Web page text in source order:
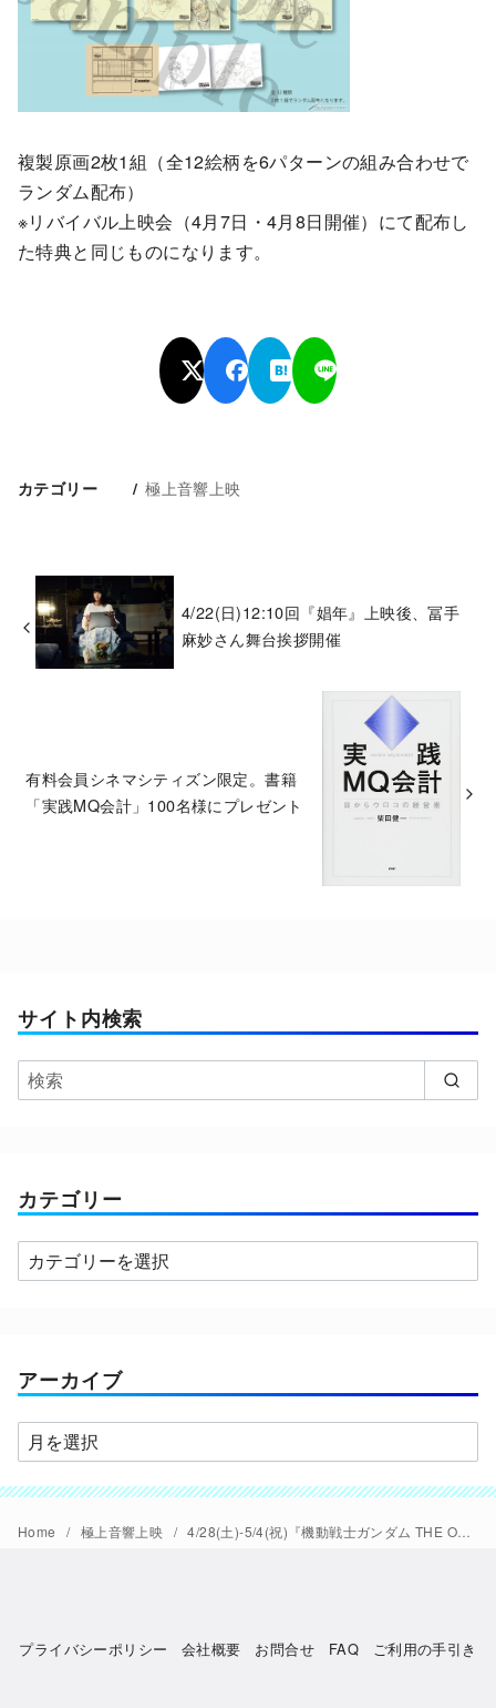
複製原画2枚1組（全12絵柄を6パターンの組み合わせで
ランダム配布）
※リバイバル上映会（4月7日・4月8日開催）にて配布し
た特典と同じものになります。
カテゴリー 極上音響上映
4/22(日)12:10回『娼年』上映後、冨手
麻妙さん舞台挨拶開催
有料会員シネマシティズン限定。書籍
「実践MQ会計」100名様にプレゼント
サイト内検索
カテゴリー
カ
テ
ー
アーカイブ
ア
ー
カ
イ
Home 極上音響上映 4/28(土)-5/4(祝)『機動戦士ガンダム THE ORIGIN 激突 ルウム会戦』【極音】上映決定
プライバシーポリシー 会社概要 お問合せ FAQ ご利用の手引き